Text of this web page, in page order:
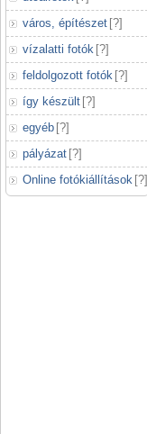
város, építészet [?]
vízalatti fotók [?]
feldolgozott fotók [?]
így készült [?]
egyéb [?]
pályázat [?]
Online fotókiállítások [?]